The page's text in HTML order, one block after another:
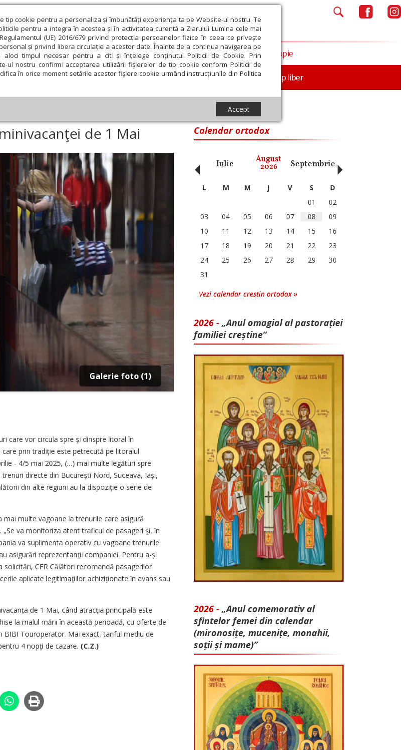
tip cookie pentru a personaliza și îmbunătăți experiența ta pe Website-ul nostru. Te
pentru a integra în acestea și în activitatea curentă a Ziarului Lumina cele mai
(UE) 2016/679 privind protecția persoanelor fizice în ceea ce privește
și privind libera circulație a acestor date. Înainte de a continua navigarea pe
aloci timpul necesar pentru a citi și înțelege conținutul Politicii de Cookie. Prin
ul nostru confirmi acceptarea utilizării fişierelor de tip cookie conform Politicii de
în orice moment setările acestor fişiere cookie urmând instrucțiunile din Politica
Accept
spiritualitate Educaţie și Cultură Societate
Reportaj Psihologie Religie și știință Familie Timp liber
Opinii Filantropie
trenuri în timpul minivacanţei de 1 Mai
de 1 Mai
Galerie foto (1)
care vor circula spre şi dinspre litoral în
prin tradiţie este petrecută pe litoralul
- 4/5 mai 2025, (…) mai multe legături spre
directe din Bucureşti Nord, Suceava, Iaşi,
din alte regiuni au la dispoziţie o serie de
multe vagoane la trenurile care asigură
va monitoriza atent traficul de pasageri şi, în
va suplimenta operativ cu vagoane trenurile
asigurări reprezentanţii companiei. Pentru a-și
CFR Călători recomandă pasagerilor
aplicate legitimaţiilor achiziționate în avans sau
de 1 Mai, când atracția principală este
la malul mării în această perioadă, cu oferte de
Touroperator. Mai exact, tariful mediu de
4 nopţi de cazare. (C.Z.)
Calendar ortodox
Martie Aprilie Mai Iulie August
2026 Septembrie Octombrie
‹ L M M J V S
D
01
02
03
04 05 06 07 08
09
10
11 12 13 14 15
16
17
18 19 20 21 22
23
24
25 26 27 28 29
30
31
Vezi calendar crestin ortodox »
2026 - „Anul omagial al pastorației
familiei creștine”
2026 - „Anul comemorativ al
sfintelor femei din calendar
(mironosițe, mu­cenițe, monahii,
soții și mame)”